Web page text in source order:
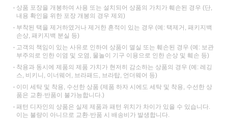
상품 포장을 개봉하여 사용 또는 설치되어 상품의 가치가 훼손된 경우 (단,
내용 확인을 위한 포장 개봉의 경우 제외)
부착된 택을 제거하였거나 제거한 흔적이 있는 경우 (예: 택제거, 패키지백
손상, 패키지백 분실 등)
고객의 책임이 있는 사유로 인하여 상품이 멸실 또는 훼손된 경우 (예: 보관
부주의로 인한 이염 및 오염, 물놀이 기구 이용으로 인한 손상 및 훼손 등)
착용과 동시에 제품의 제품 가치가 현저히 감소하는 상품의 경우 (예: 레깅
스, 비키니, 이너웨어, 브라패드, 브라탑, 언더웨어 등)
이미 세탁 및 착용, 수선한 상품 (제품 하자 시에도 세탁 및 착용, 수선한 상
품은 교환·반품이 불가능합니다.)
패턴 디자인의 상품은 실제 제품과 패턴 위치가 차이가 있을 수 있습니다.
이는 불량이 아니므로 교환·반품 시 배송비가 발생합니다.